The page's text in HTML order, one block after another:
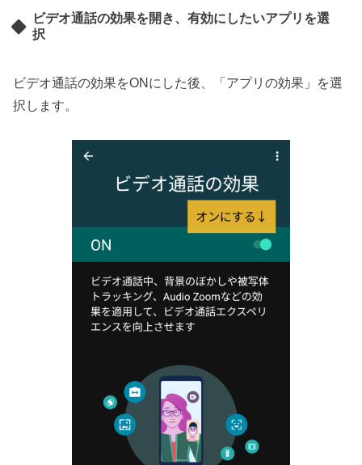
ビデオ通話の効果を開き、有効にしたいアプリを選
択
ビデオ通話の効果をONにした後、「アプリの効果」を選
択します。